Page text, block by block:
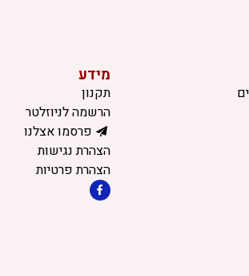
מידע
תקנון
הרשמה לניוזלטר
פרסמו אצלנו
הצהרת נגישות
הצהרת פרטיות